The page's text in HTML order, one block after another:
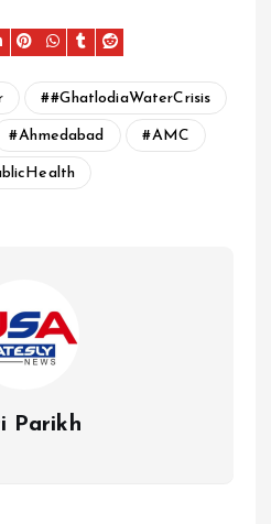
#GhatlodiaWaterCrisis
Ahmedabad AMC
Parikh